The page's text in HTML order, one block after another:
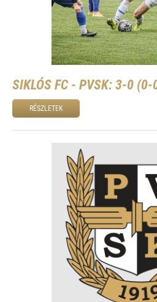
SIKLÓS FC - PVSK: 3-0 (0-
RÉSZLETEK